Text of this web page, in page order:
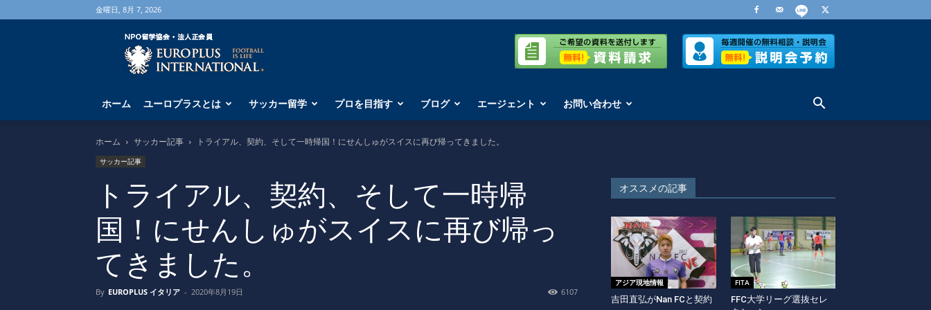
金曜日, 8月 7, 2026
海
外
サ
ー
学
ユ
ー
プ
ラ
へ
ホーム ユーロプラスとは サッカー留学 プロを目指す ブログ エージェント お問い合わせ
ホーム サッカー記事 トライアル、契約、そして一時帰国！にせんしゅがスイスに再び帰ってきました。
サッカー記事
トライアル、契約、そして一時帰
国！にせんしゅがスイスに再び帰っ
てきました。
By EUROPLUS イタリア - 2020年8月19日 6107
オススメの記事
アジア現地情報
吉田直弘がNan FCと契約
FITA
FFC大学リーグ選抜セレ